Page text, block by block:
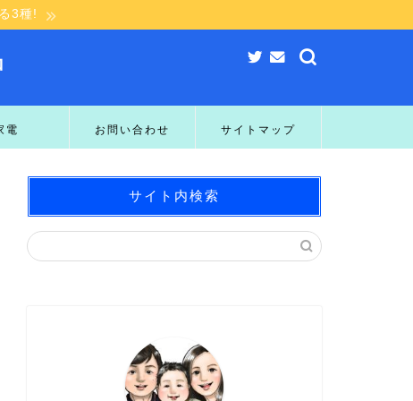
3種!
電 お問い合わせ サイトマップ
サイト内検索